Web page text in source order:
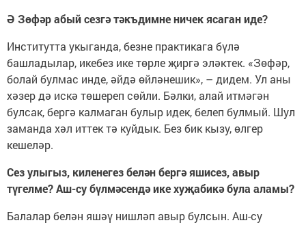
Ә Зөфәр абый сезгә тәкъдимне ничек ясаган иде?
Институтта укыганда, безне практикага бүлә
башладылар, икебез ике төрле җиргә эләктек. «Зөфәр,
болай булмас инде, әйдә өйләнешик», – дидем. Ул аны
хәзер дә искә төшереп сөйли. Бәлки, алай итмәгән
булсак, бергә калмаган булыр идек, белеп булмый. Шул
заманда хәл иттек тә куйдык. Без бик кызу, өлгер
кешеләр.
Сез улыгыз, киленегез белән бергә яшисез, авыр
түгелме? Аш-су бүлмәсендә ике хуҗабикә була аламы?
Балалар белән яшәү нишләп авыр булсын. Аш-су